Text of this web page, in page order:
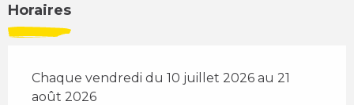
Horaires
Chaque vendredi du 10 juillet 2026 au 21
août 2026